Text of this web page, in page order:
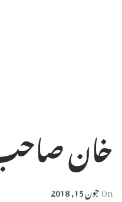
خان صاحب
Onجون 15, 2018